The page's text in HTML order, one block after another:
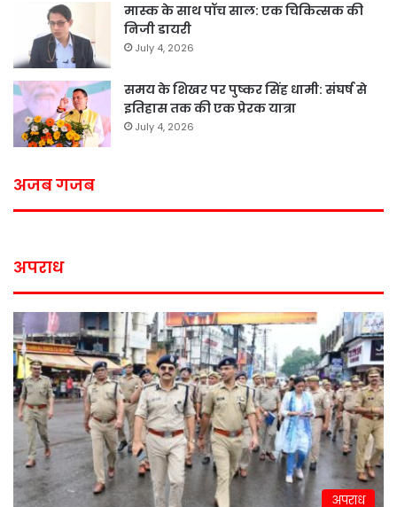
मास्क के साथ पॉच साल: एक चिकित्सक की
निजी डायरी
July 4, 2026
समय के शिखर पर पुष्कर सिंह धामी: संघर्ष से
इतिहास तक की एक प्रेरक यात्रा
July 4, 2026
अजब गजब
अपराध
अपराध